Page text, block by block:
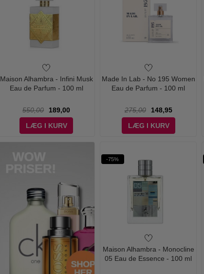
Maison Alhambra - Infini Musk
Eau de Parfum - 100 ml
550,00
189,00
LÆG I KURV
Made In Lab - No 195 Women
Eau de Parfum - 100 ml
275,00
148,95
LÆG I KURV
-75%
Maison Alhambra - Monocline
05 Eau de Essence - 100 ml